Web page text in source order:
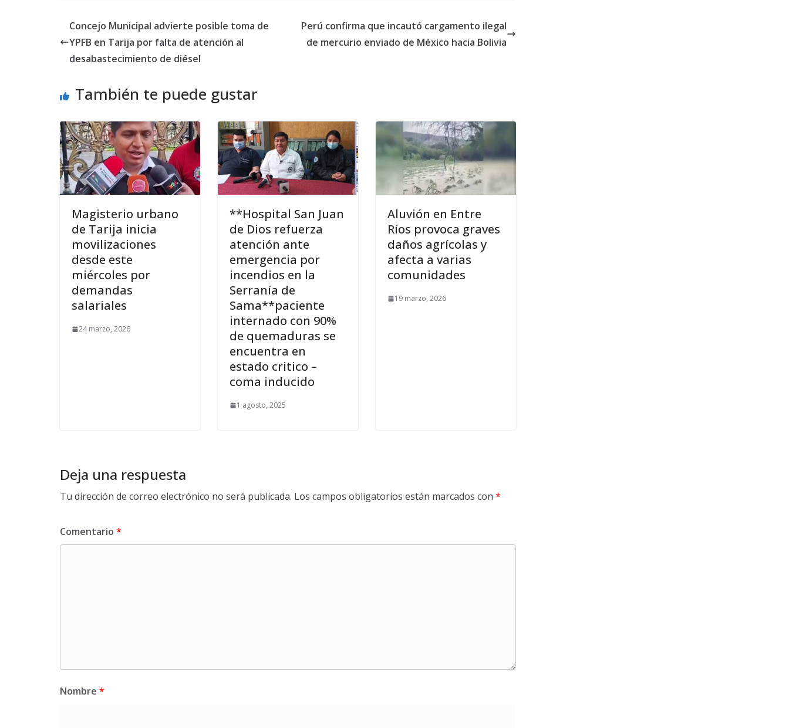
Concejo Municipal advierte posible toma de
YPFB en Tarija por falta de atención al
desabastecimiento de diésel
Perú confirma que incautó cargamento ilegal
de mercurio enviado de México hacia Bolivia
También te puede gustar
Magisterio urbano
de Tarija inicia
movilizaciones
desde este
miércoles por
demandas
salariales
24 marzo, 2026
**Hospital San Juan
de Dios refuerza
atención ante
emergencia por
incendios en la
Serranía de
Sama**paciente
internado con 90%
de quemaduras se
encuentra en
estado critico –
coma inducido
1 agosto, 2025
Aluvión en Entre
Ríos provoca graves
daños agrícolas y
afecta a varias
comunidades
19 marzo, 2026
Deja una respuesta
Tu dirección de correo electrónico no será publicada. Los campos obligatorios están marcados con *
Comentario *
Nombre *